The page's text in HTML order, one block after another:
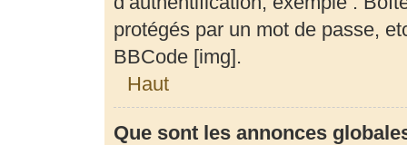
protégés par un mot de passe,
BBCode [img].
Haut
Que sont les annonces